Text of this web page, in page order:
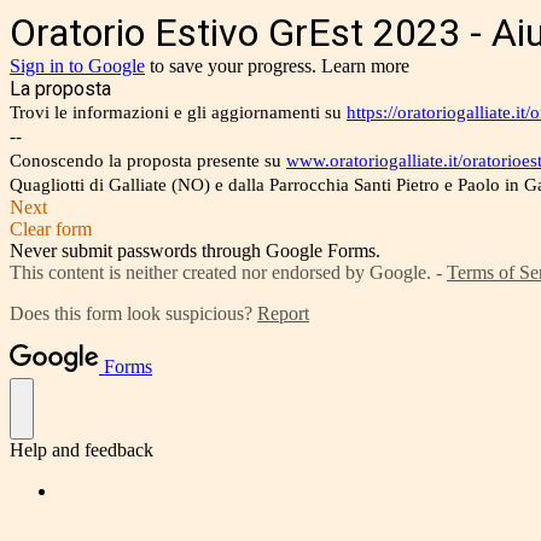
Oratorio Estivo GrEst 2023 -
Sign in to Google to save your progress. Learn more
La proposta
Trovi le informazioni e gli aggiornamenti su https://oratoriogalliate.it/
--
Conoscendo la proposta presente su www.oratoriogalliate.it/
Quagliotti di Galliate (NO) e dalla Parrocchia Santi Pietro e Paolo in
Next
Clear form
Never submit passwords through Google Forms.
This content is neither created nor endorsed by Google. - Terms of
Does this form look suspicious? Report
Forms
Help and feedback